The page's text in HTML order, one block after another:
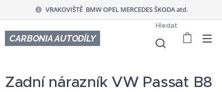
VRAKOVIŠTĚ BMW OPEL MERCEDES ŠKODA atd.
CARBONIA AUTODÍLY
Hledat
Zadní nárazník VW Passat B8